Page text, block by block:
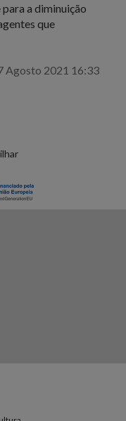
a diminuição
que
Agosto 2021 16:33